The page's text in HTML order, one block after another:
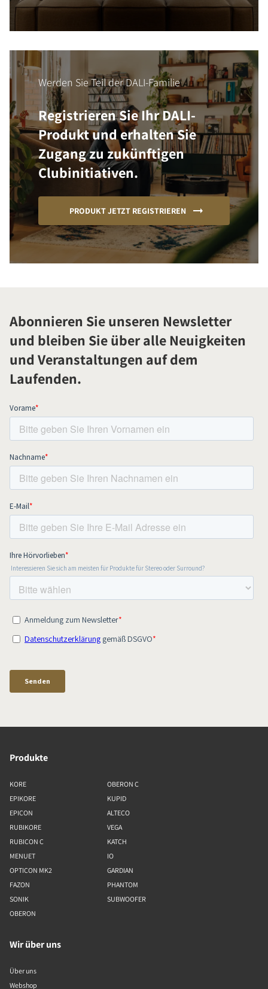
Werden Sie Teil der DALI-Familie
Registrieren Sie Ihr DALI-
Produkt und erhalten Sie
Zugang zu zukünftigen
Clubinitiativen.
PRODUKT JETZT REGISTRIEREN
Abonnieren Sie unseren Newsletter
und bleiben Sie über alle Neuigkeiten
und Veranstaltungen auf dem
Laufenden.
Produkte
KORE
EPIKORE
EPICON
RUBIKORE
RUBICON C
MENUET
OPTICON MK2
FAZON
SONIK
OBERON
OBERON C
KUPID
ALTECO
VEGA
KATCH
IO
GARDIAN
PHANTOM
SUBWOOFER
Wir über uns
Über uns
Webshop